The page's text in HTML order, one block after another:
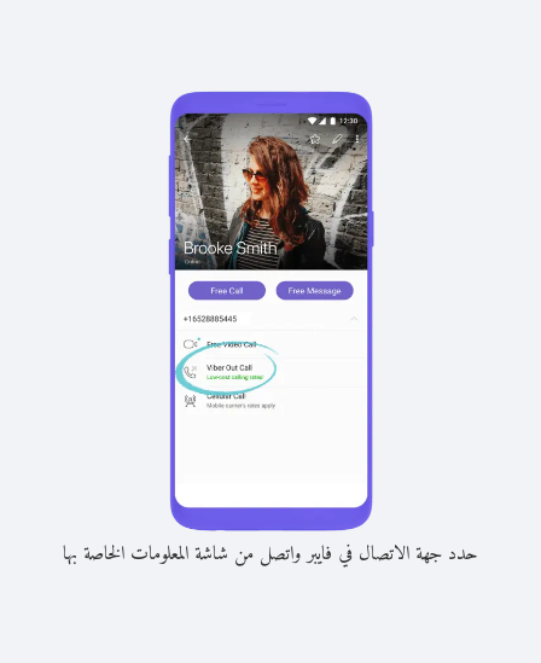
حدد جهة الاتصال في فايبر واتصل من شاشة المعلومات الخاصة بها